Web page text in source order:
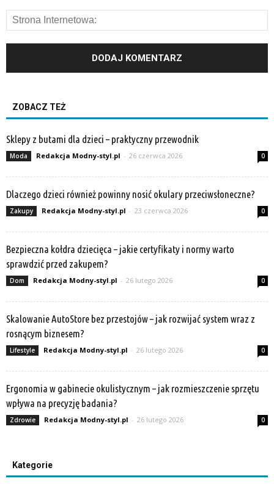
ZOBACZ TEŻ
Sklepy z butami dla dzieci – praktyczny przewodnik
Moda Redakcja Modny-styl.pl - 26 czerwca 2026 0
Dlaczego dzieci również powinny nosić okulary przeciwsłoneczne?
Zakupy Redakcja Modny-styl.pl - 23 czerwca 2026 0
Bezpieczna kołdra dziecięca – jakie certyfikaty i normy warto
sprawdzić przed zakupem?
Dom Redakcja Modny-styl.pl - 26 lutego 2026 0
Skalowanie AutoStore bez przestojów – jak rozwijać system wraz z
rosnącym biznesem?
Lifestyle Redakcja Modny-styl.pl - 26 lutego 2026 0
Ergonomia w gabinecie okulistycznym – jak rozmieszczenie sprzętu
wpływa na precyzję badania?
Zdrowie Redakcja Modny-styl.pl - 26 lutego 2026 0
Kategorie